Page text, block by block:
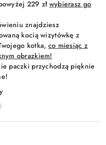
229 złwybierasz go
znajdziesz
kocią wizytówkę z
kotka, co miesiąc z
obrazkiem!
paczki przychodzą pięknie